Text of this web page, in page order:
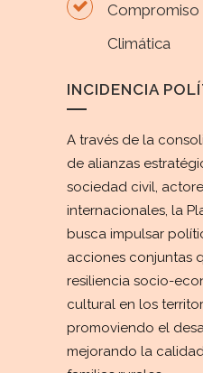
Compromiso
Climática
INCIDENCIA
A través de la
de alianzas
sociedad civil,
internacionales, la
busca impulsar
acciones conjuntas
resiliencia socio-
cultural en los
promoviendo el
mejorando la